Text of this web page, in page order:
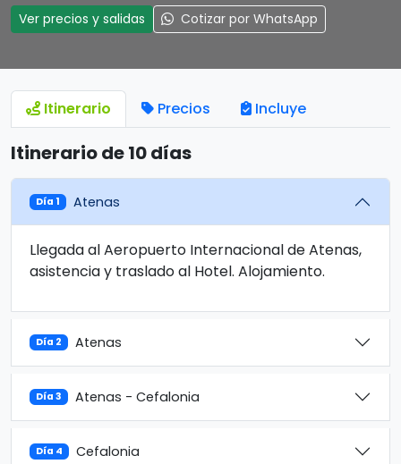
Ver precios y salidas Cotizar por WhatsApp
Itinerario Precios Incluye
Itinerario de 10 días
Día 1 Atenas
Llegada al Aeropuerto Internacional de Atenas,
asistencia y traslado al Hotel. Alojamiento.
Día 2 Atenas
Día 3 Atenas - Cefalonia
Día 4 Cefalonia